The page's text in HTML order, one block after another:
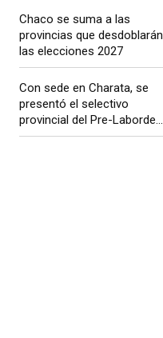
Chaco se suma a las
provincias que desdoblarán
las elecciones 2027
Con sede en Charata, se
presentó el selectivo
provincial del Pre-Laborde...